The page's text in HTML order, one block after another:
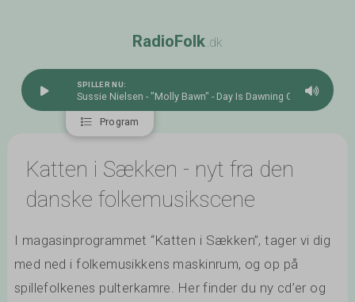
RadioFolk.dk
SPILLER NU:
Sussie Nielsen - "Molly Bawn" - Day Is Dawning GO0505
Program
Katten i Sækken - nyt fra den
danske folkemusikscene
I magasinprogrammet “Katten i Sækken”, tager vi dig
med ned i folkemusikkens maskinrum, og op på
spillefolkenes pulterkamre. Her finder du ny cd’er og